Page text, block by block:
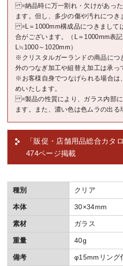
※納品時に万一割れ・欠けがあった
ます。但し、多少の傷や汚れにつき
※L＝1000mm構成品につきまして
合がございます。（L＝1000mm表
L≒1000～1020mm）
※クリスタルガーランドの商品につ
外のつなぎ加工や組替え加工は承っ
※お客様自身でつなげられる場合は
めいたします。
※製品の性質により、ガラス内部に
ます。また、濃い色は色ムラの出る
「販促・店舗用品総合カタ
474ページ掲載
種別 クリア
本体 30×34mm
素材 ガラス
重量 40g
備考 φ15mmリング